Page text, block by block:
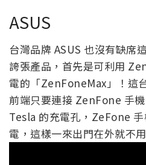
ASUS
台灣品牌 ASUS 也沒有缺席
誇張產品，首先是可利用
電的「ZenFoneMax」！這
前端只要連接 ZenFone 手
Tesla 的充電孔，ZeFone
電，這樣一來出門在外就不